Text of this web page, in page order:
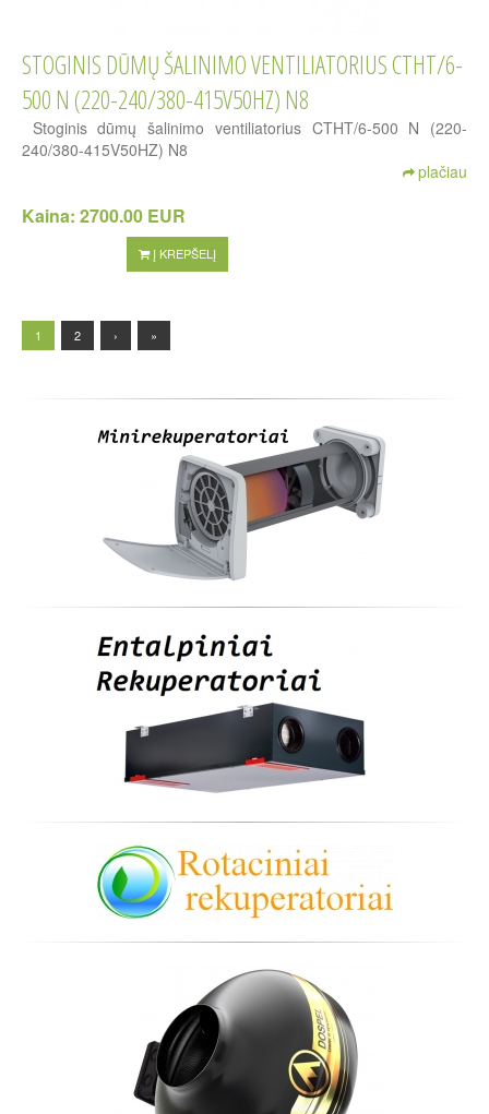
STOGINIS DŪMŲ ŠALINIMO VENTILIATORIUS CTHT/6-
500 N (220-240/380-415V50HZ) N8
Stoginis dūmų šalinimo ventiliatorius CTHT/6-500 N (220-
240/380-415V50HZ) N8
plačiau
Kaina: 2700.00 EUR
Į KREPŠELĮ
1 2 › »